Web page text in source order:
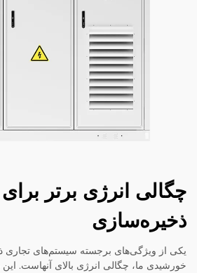
چگالی انرژی برتر برای
ذخیره‌سازی
یکی از ویژگی‌های برجسته سیستم‌های تجاری
خورشیدی ما، چگالی انرژی بالای آنهاست.